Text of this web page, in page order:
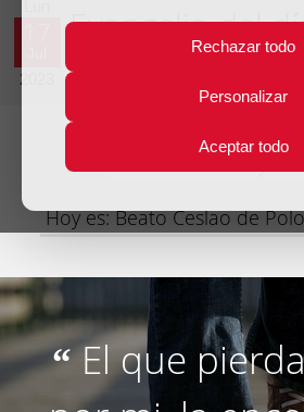
Rechazar todo
Personalizar
Aceptar todo
2023
Evangelio del
Decimoquinta semana del
Lecturas del día y
Hoy es: Beato Ceslao de
“El que